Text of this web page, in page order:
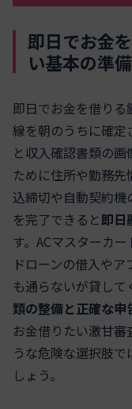
即日でお金
い基本の準備
即日でお金を借り
線を朝のうちに確定
と収入確認書類の
ために住所や勤務
込締切や自動契約
を完了できると即日
す。ACマスターカ
ドローンの借入や
も通らないが貸して
類の整備と正確な申
お金借りたい激甘
うな危険な選択肢で
しょう。